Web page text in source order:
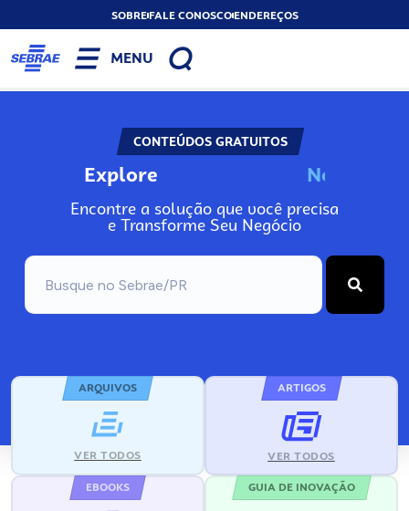
SOBREFALE CONOSCOENDEREÇOS
MENU
CONTEÚDOS GRATUITOS
Explore No
Encontre a solução que você precisa
e Transforme Seu Negócio
ARQUIVOS
VER TODOS
ARTIGOS
VER TODOS
EBOOKS GUIA DE INOVAÇÃO